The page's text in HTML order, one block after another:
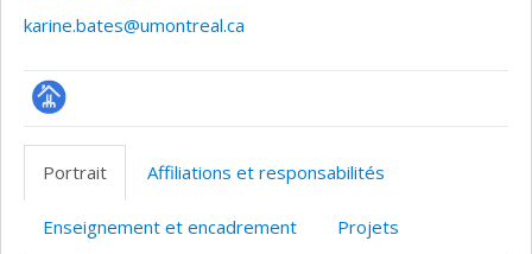
karine.bates@umontreal.ca
Page
Portrait Affiliations et responsabilités
Enseignement et encadrement Projets